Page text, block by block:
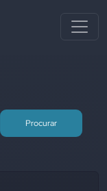
Procurar